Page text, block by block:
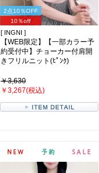
2点10％OFF
10％off
[ INGNI ]
【WEB限定】【一部カラー予
約受付中】チョーカー付肩開
きフリルニット(ﾋﾟﾝｸ)
￥3,630
￥3,267(税込)